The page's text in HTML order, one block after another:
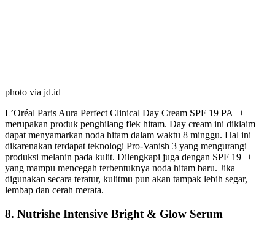
photo via jd.id
L’Oréal Paris Aura Perfect Clinical Day Cream SPF 19 PA++
merupakan produk penghilang flek hitam. Day cream ini diklaim
dapat menyamarkan noda hitam dalam waktu 8 minggu. Hal ini
dikarenakan terdapat teknologi Pro-Vanish 3 yang mengurangi
produksi melanin pada kulit. Dilengkapi juga dengan SPF 19+++
yang mampu mencegah terbentuknya noda hitam baru. Jika
digunakan secara teratur, kulitmu pun akan tampak lebih segar,
lembap dan cerah merata.
8. Nutrishe Intensive Bright & Glow Serum